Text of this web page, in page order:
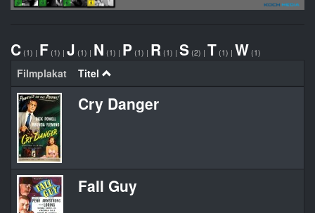
C (1) | F (1) | J (1) | N (1) | P (1) | R (1) | S (2) | T (1) | W (1)
Filmplakat Titel
Cry Danger
Fall Guy